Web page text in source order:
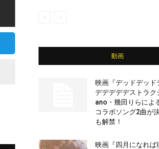
動画
映画『デッドデッド
デデデデデストラク
ano・幾田りらによ
コラボソング2曲が
も解禁！
映画『四月になれば